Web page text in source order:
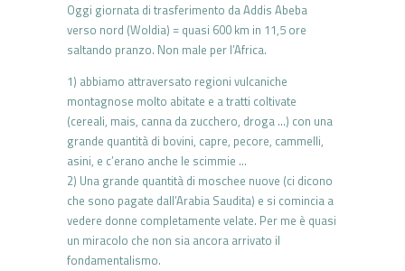
Oggi giornata di trasferimento da Addis Abeba
verso nord (Woldia) = quasi 600 km in 11,5 ore
saltando pranzo. Non male per l’Africa.
1) abbiamo attraversato regioni vulcaniche
montagnose molto abitate e a tratti coltivate
(cereali, mais, canna da zucchero, droga …) con una
grande quantità di bovini, capre, pecore, cammelli,
asini, e c’erano anche le scimmie …
2) Una grande quantità di moschee nuove (ci dicono
che sono pagate dall’Arabia Saudita) e si comincia a
vedere donne completamente velate. Per me è quasi
un miracolo che non sia ancora arrivato il
fondamentalismo.